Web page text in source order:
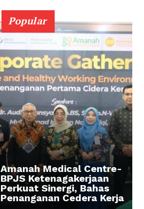
Popular
Amanah Medical Centre-
BPJS Ketenagakerjaan
Perkuat Sinergi, Bahas
Penanganan Cedera Kerja